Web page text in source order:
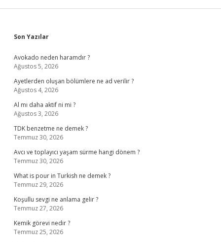
Sidebar
Son Yazılar
Avokado neden haramdır ?
Ağustos 5, 2026
Ayetlerden oluşan bölümlere ne ad verilir ?
Ağustos 4, 2026
Al mı daha aktif ni mi ?
Ağustos 3, 2026
TDK benzetme ne demek ?
Temmuz 30, 2026
Avcı ve toplayıcı yaşam sürme hangi dönem ?
Temmuz 30, 2026
What is pour in Turkish ne demek ?
Temmuz 29, 2026
Koşullu sevgi ne anlama gelir ?
Temmuz 27, 2026
Kemik görevi nedir ?
Temmuz 25, 2026